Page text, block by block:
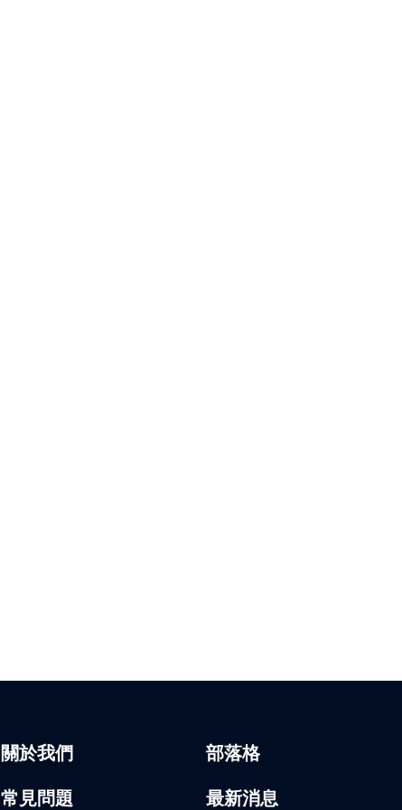
關於我們
部落格
常見問題
最新消息